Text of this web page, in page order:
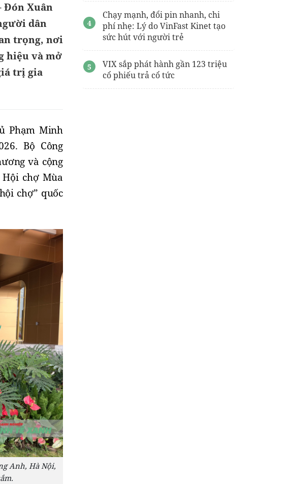
Đón Xuân
dân
trọng, nơi
hiệu và mở
trị gia
Phạm Minh
Bộ Công
và cộng
chợ Mùa
chợ” quốc
Anh, Hà Nội,
Chạy mạnh, đổi pin nhanh, chi
phí nhẹ: Lý do VinFast Kinet tạo
sức hút với người trẻ
VIX sắp phát hành gần 123 triệu
cổ phiếu trả cổ tức